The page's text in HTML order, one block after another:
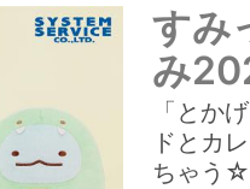
すみ
み
「とか
ドとカ
ちゃう☆